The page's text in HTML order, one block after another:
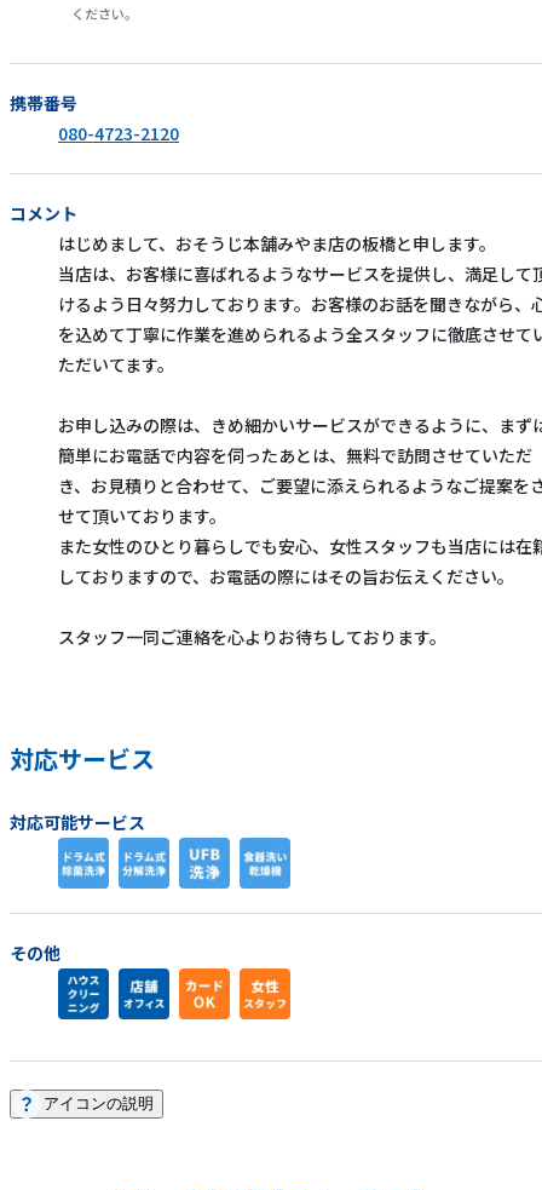
ください。
携帯番号
080-4723-2120
コメント
はじめまして、おそうじ本舗みやま店の板橋と申します。
当店は、お客様に喜ばれるようなサービスを提供し、満足して
けるよう日々努力しております。お客様のお話を聞きながら、
を込めて丁寧に作業を進められるよう全スタッフに徹底させて
ただいてます。
お申し込みの際は、きめ細かいサービスができるように、まず
簡単にお電話で内容を伺ったあとは、無料で訪問させていただ
き、お見積りと合わせて、ご要望に添えられるようなご提案を
せて頂いております。
また女性のひとり暮らしでも安心、女性スタッフも当店には在
しておりますので、お電話の際にはその旨お伝えください。
スタッフ一同ご連絡を心よりお待ちしております。
対応サービス
対応可能サービス
その他
アイコンの説明